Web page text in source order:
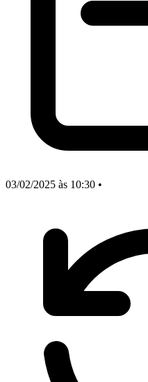
03/02/2025 às 10:30 •